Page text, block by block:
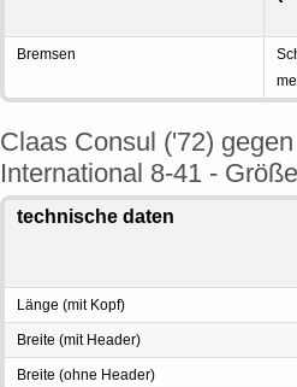
Bremsen
Claas Consul ('72)
International 8-41 - Größe
technische daten
Länge (mit Kopf)
Breite (mit Header)
Breite (ohne Header)